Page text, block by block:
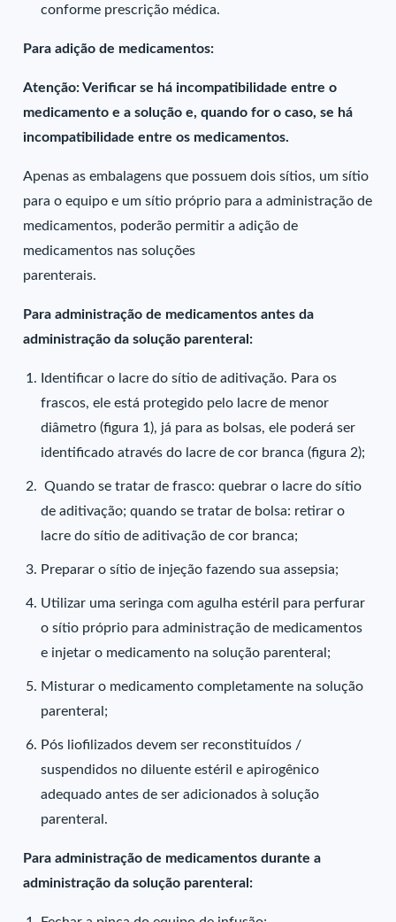
conforme prescrição médica.
Para adição de medicamentos:
Atenção: Verificar se há incompatibilidade entre o
medicamento e a solução e, quando for o caso, se há
incompatibilidade entre os medicamentos.
Apenas as embalagens que possuem dois sítios, um sítio
para o equipo e um sítio próprio para a administração de
medicamentos, poderão permitir a adição de
medicamentos nas soluções
parenterais.
Para administração de medicamentos antes da
administração da solução parenteral:
Identificar o lacre do sítio de aditivação. Para os
frascos, ele está protegido pelo lacre de menor
diâmetro (figura 1), já para as bolsas, ele poderá ser
identificado através do lacre de cor branca (figura 2);
Quando se tratar de frasco: quebrar o lacre do sítio
de aditivação; quando se tratar de bolsa: retirar o
lacre do sítio de aditivação de cor branca;
Preparar o sítio de injeção fazendo sua assepsia;
Utilizar uma seringa com agulha estéril para perfurar
o sítio próprio para administração de medicamentos
e injetar o medicamento na solução parenteral;
Misturar o medicamento completamente na solução
parenteral;
Pós liofilizados devem ser reconstituídos /
suspendidos no diluente estéril e apirogênico
adequado antes de ser adicionados à solução
parenteral.
Para administração de medicamentos durante a
administração da solução parenteral: